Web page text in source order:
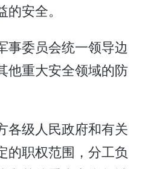
安全。
委员会统一领导边
他重大安全领域的防
各级人民政府和有关
的职权范围，分工负